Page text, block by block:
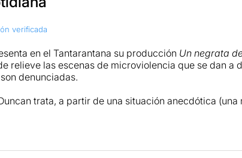
verificada
en el Tantarantana su producción Un negrata
relieve las escenas de microviolencia que se dan a
denunciadas.
trata, a partir de una situación anecdótica
para hacer reflexionar al espectador.
humor e incluso contrapuntos cómicos que liberan
es interesante. Los protagonistas de la